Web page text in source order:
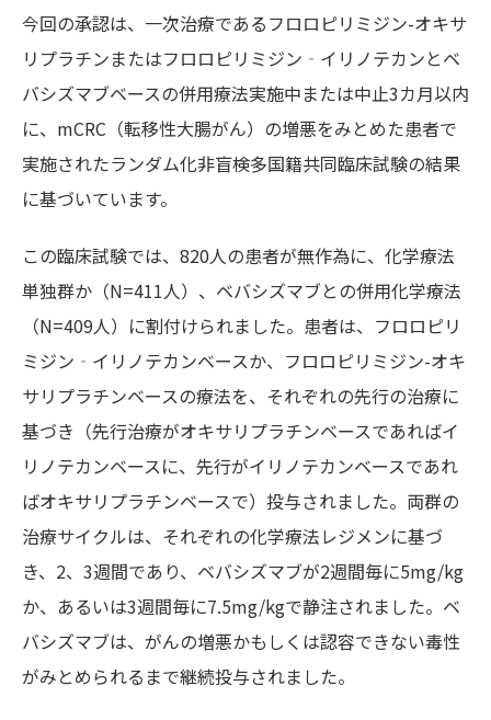
今回の承認は、一次治療であるフロロピリミジン-オキサ
リプラチンまたはフロロピリミジン‐イリノテカンとベ
バシズマブベースの併用療法実施中または中止3カ月以内
に、mCRC（転移性大腸がん）の増悪をみとめた患者で
実施されたランダム化非盲検多国籍共同臨床試験の結果
に基づいています。
この臨床試験では、820人の患者が無作為に、化学療法
単独群か（N=411人）、ベバシズマブとの併用化学療法
（N=409人）に割付けられました。患者は、フロロピリ
ミジン‐イリノテカンベースか、フロロピリミジン-オキ
サリプラチンベースの療法を、それぞれの先行の治療に
基づき（先行治療がオキサリプラチンベースであればイ
リノテカンベースに、先行がイリノテカンベースであれ
ばオキサリプラチンベースで）投与されました。両群の
治療サイクルは、それぞれの化学療法レジメンに基づ
き、2、3週間であり、ベバシズマブが2週間毎に5mg/kg
か、あるいは3週間毎に7.5mg/kgで静注されました。ベ
バシズマブは、がんの増悪かもしくは認容できない毒性
がみとめられるまで継続投与されました。